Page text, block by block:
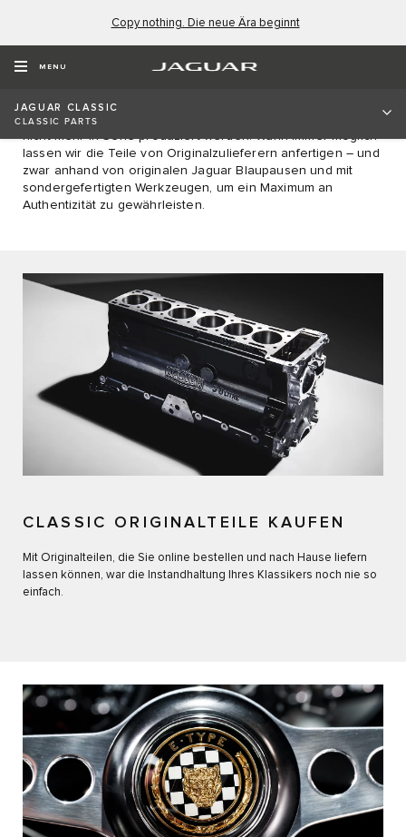
Copy nothing. Die neue Ära beginnt
MENU
JAGUAR CLASSIC
CLASSIC PARTS
CLASSIC ORIGINALTEILE
Teile, wo Sie präzise nach Originalspezifikationen gefertigte
Teile für Fahrzeuge erhalten, die bereits seit Jahrzehnten
nicht mehr in Serie produziert werden. Wann immer möglich
lassen wir die Teile von Originalzulieferern anfertigen – und
zwar anhand von originalen Jaguar Blaupausen und mit
sondergefertigten Werkzeugen, um ein Maximum an
Authentizität zu gewährleisten.
CLASSIC ORIGINALTEILE KAUFEN
Mit Originalteilen, die Sie online bestellen und nach Hause liefern
lassen können, war die Instandhaltung Ihres Klassikers noch nie so
einfach.